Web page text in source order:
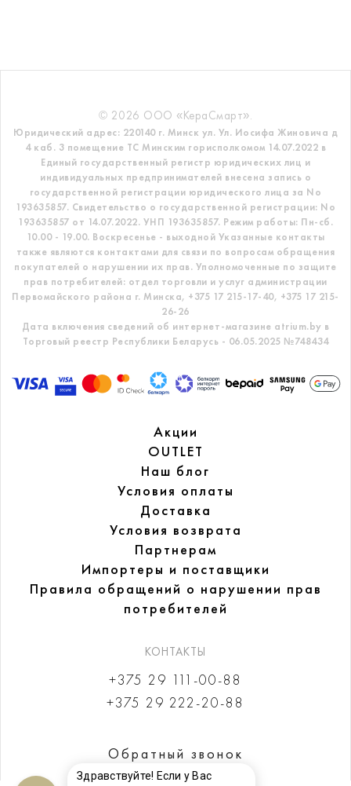
© 2026 ООО «КераСмарт».
Юридический адрес: 220140 г. Минск ул. Ул. Иосифа Жиновича д
4 каб. 3 помещение ТС Минским горисполкомом 14.07.2022 в
Единый государственный регистр юридических лиц и
индивидуальных предпринимателей внесена запись о
государственной регистрации юридического лица за No
193635857. Свидетельство о государственной регистрации: No
193635857 от 14.07.2022. УНП 193635857. Режим работы: Пн-сб.
10.00 - 19.00. Воскресенье - выходной Указанные контакты
также являются контактами для связи по вопросам обращения
покупателей о нарушении их прав. Уполномоченные по защите
прав потребителей: отдел торговли и услуг администрации
Первомайского района г. Минска, +375 17 215-17-40, +375 17 215-
26-26
Дата включения сведений об интернет-магазине atrium.by в
Торговый реестр Республики Беларусь - 06.05.2025 №748434
Акции
OUTLET
Наш блог
Условия оплаты
Доставка
Условия возврата
Партнерам
Импортеры и поставщики
Правила обращений о нарушении прав
потребителей
КОНТАКТЫ
+375 29 111-00-88
+375 29 222-20-88
Обратный звонок
Здравствуйте! Если у Вас